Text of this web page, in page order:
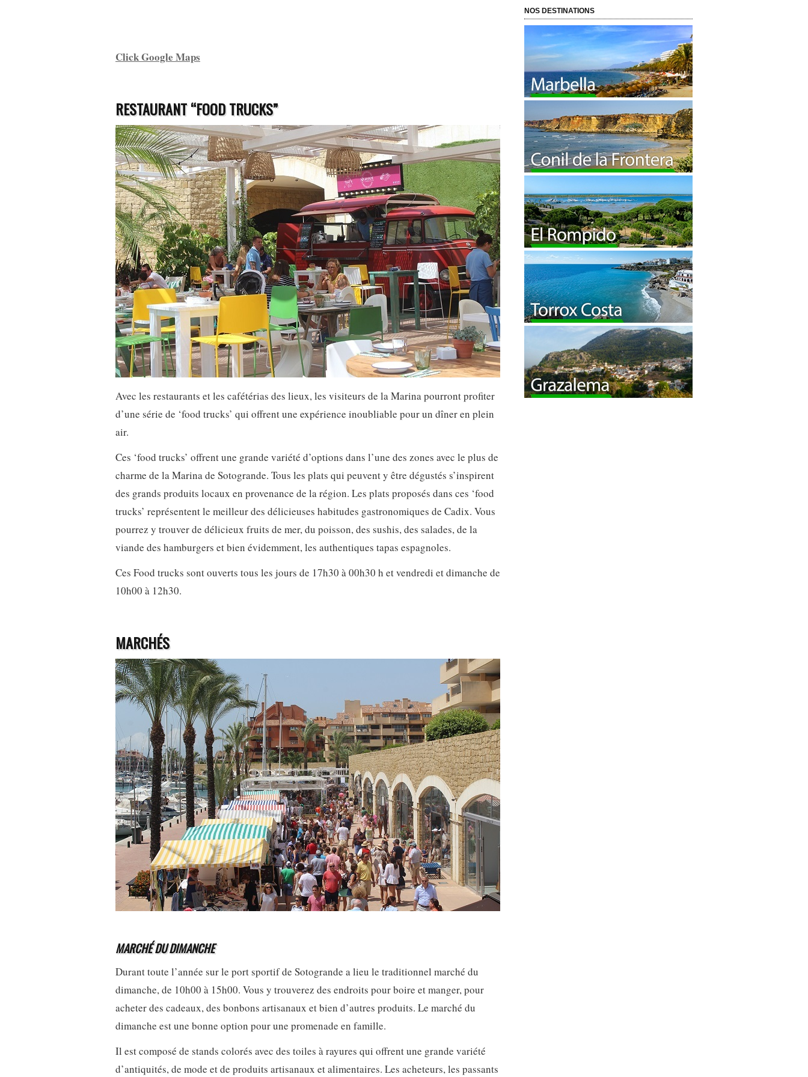
Click Google Maps
RESTAURANT “FOOD TRUCKS”
Avec les restaurants et les cafétérias des lieux, les visiteurs de la Marina pourront profiter
d’une série de ‘food trucks’ qui offrent une expérience inoubliable pour un dîner en plein
air.
Ces ‘food trucks’ offrent une grande variété d’options dans l’une des zones avec le plus de
charme de la Marina de Sotogrande. Tous les plats qui peuvent y être dégustés s’inspirent
des grands produits locaux en provenance de la région. Les plats proposés dans ces ‘food
trucks’ représentent le meilleur des délicieuses habitudes gastronomiques de Cadix. Vous
pourrez y trouver de délicieux fruits de mer, du poisson, des sushis, des salades, de la
viande des hamburgers et bien évidemment, les authentiques tapas espagnoles.
Ces Food trucks sont ouverts tous les jours de 17h30 à 00h30 h et vendredi et dimanche de
10h00 à 12h30.
MARCHÉS
MARCHÉ DU DIMANCHE
Durant toute l’année sur le port sportif de Sotogrande a lieu le traditionnel marché du
dimanche, de 10h00 à 15h00. Vous y trouverez des endroits pour boire et manger, pour
acheter des cadeaux, des bonbons artisanaux et bien d’autres produits. Le marché du
dimanche est une bonne option pour une promenade en famille.
Il est composé de stands colorés avec des toiles à rayures qui offrent une grande variété
d’antiquités, de mode et de produits artisanaux et alimentaires. Les acheteurs, les passants
NOS DESTINATIONS